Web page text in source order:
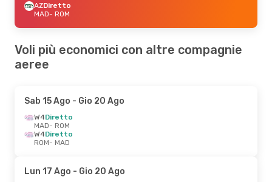
AZDiretto
MAD- ROM
Voli più economici con altre compagnie
aeree
Sab 15 Ago - Gio 20 Ago
W4Diretto
MAD- ROM
W4Diretto
ROM- MAD
Lun 17 Ago - Gio 20 Ago